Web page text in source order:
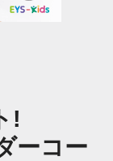
!
ーコー